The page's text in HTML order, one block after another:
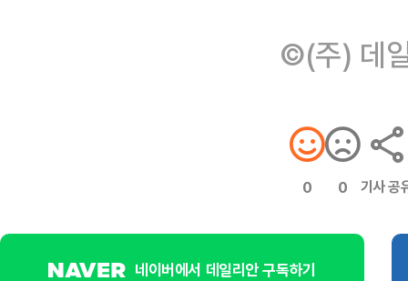
©(주) 데
0 0 기사 공
네이버에서 데일리안 구독하기